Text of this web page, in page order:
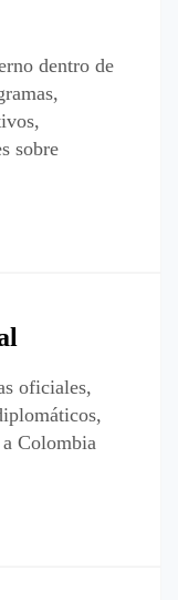
dentro de
sobre
oficiales,
a Colombia